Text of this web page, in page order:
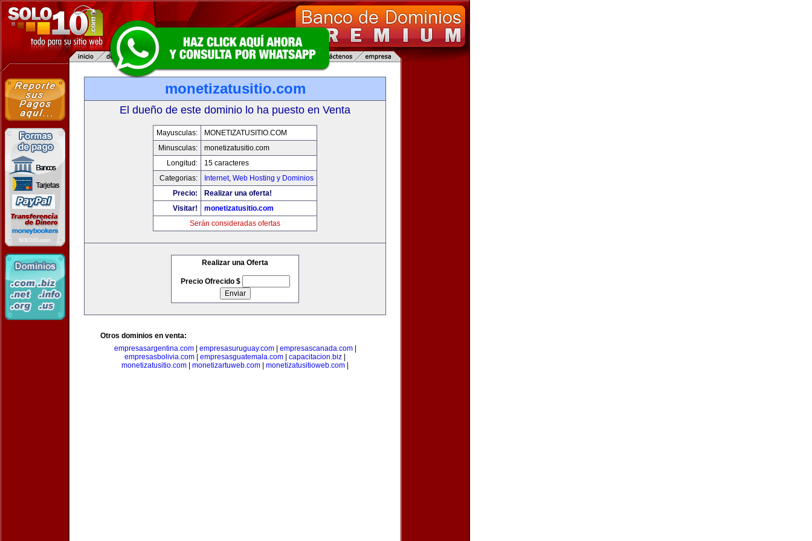
monetizatusitio.com
El dueño de este dominio lo ha puesto en Venta
Mayusculas:
MONETIZATUSITIO.COM
Minusculas:
monetizatusitio.com
Longitud:
15 caracteres
Categorias:
Internet, Web Hosting y Dominios
Precio:
Realizar una oferta!
Visitar!
monetizatusitio.com
Serán consideradas ofertas
Realizar una Oferta
Precio Ofrecido $
Otros dominios en venta:
empresasargentina.com| empresasuruguay.com| empresascanada.com|
empresasbolivia.com
empresasguatemala.com capacitacion.biz
monetizatusitio.com
monetizartuweb.com monetizatusitioweb.com